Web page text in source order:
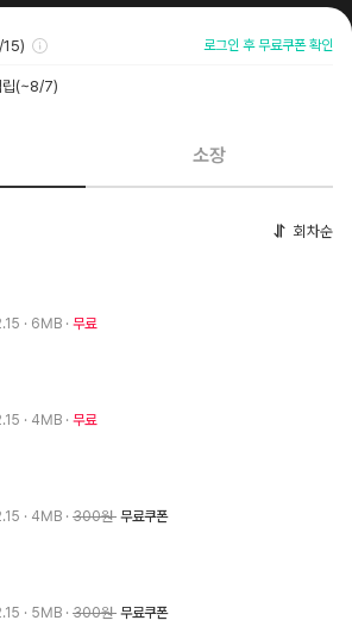
15) 로그인 후 무료쿠폰 확인
(~8/7)
소장
회차순
· 6MB 무료
· 4MB 무료
· 4MB 300원 무료쿠폰
· 5MB 300원 무료쿠폰